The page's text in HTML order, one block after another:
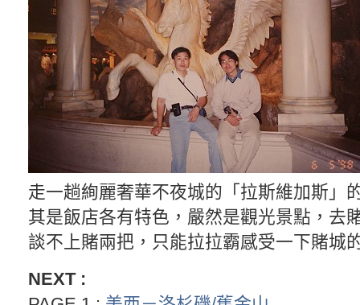
走一趟絢麗奢華不夜城的「拉斯維加斯」
其是飯店各有特色，嚴然是觀光景點，去
談不上賭兩把，只能拉拉霸感受一下賭城
NEXT :